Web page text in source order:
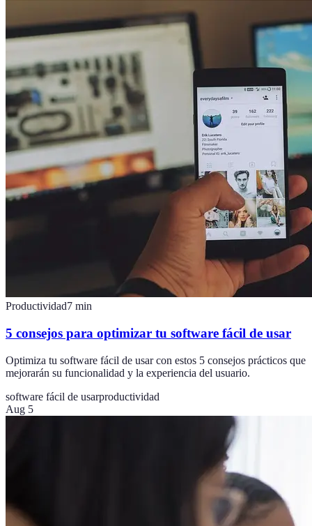
Productividad7 min
5 consejos para optimizar tu software fácil de usar
Optimiza tu software fácil de usar con estos 5 consejos prácticos que
mejorarán su funcionalidad y la experiencia del usuario.
software fácil de usarproductividad
Aug 5